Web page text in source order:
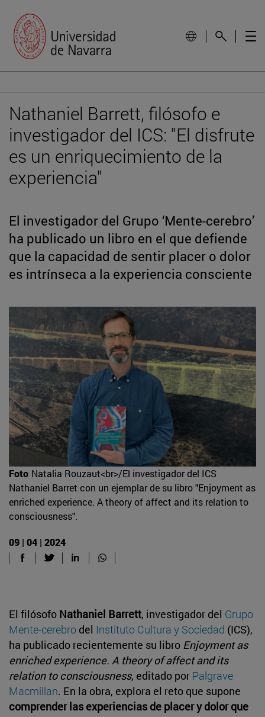
Nathaniel Barrett, filósofo e
investigador del ICS: "El disfrute
es un enriquecimiento de la
experiencia"
El investigador del Grupo ‘Mente-cerebro’
ha publicado un libro en el que defiende
que la capacidad de sentir placer o dolor
es intrínseca a la experiencia consciente
Foto Natalia Rouzaut<br>/El investigador del ICS
Nathaniel Barret con un ejemplar de su libro "Enjoyment as
enriched experience. A theory of affect and its relation to
consciousness".
09 | 04 | 2024
El filósofo Nathaniel Barrett, investigador del Grupo
Mente-cerebro del Instituto Cultura y Sociedad (ICS),
ha publicado recientemente su libro Enjoyment as
enriched experience. A theory of affect and its
relation to consciousness, editado por Palgrave
Macmillan. En la obra, explora el reto que supone
comprender las experiencias de placer y dolor que